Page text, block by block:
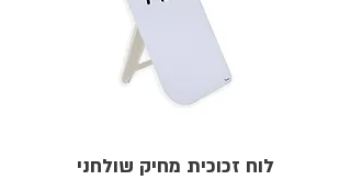
לוח זכוכית מחיק שולחני